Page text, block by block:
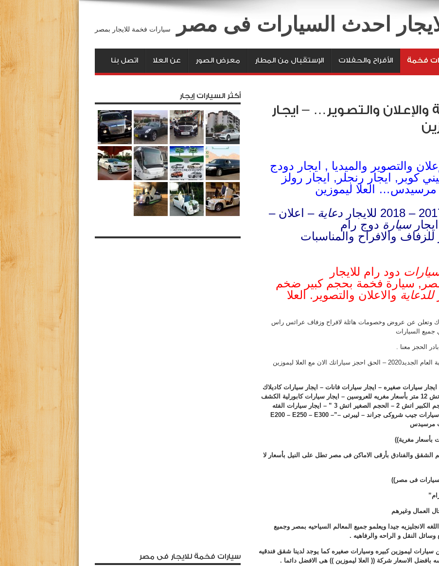
لايجار احدث السيارات فى مصر سيارات فخمة للايجار بمصر
فخمة الأفراح والحفلات الإستقبال من المطار معرض الصور عن العلا اتصل بنا
والإعلان والتصوير… – ايجار
والتصوير والميديا , ايجار دودج
كوبر, ايجار رنجلر, ايجار رولز
العلا ليموزين
دعاية – اعلان –
سيارة دوج رام
للزفاف والافراح والمناسبات
دود رام للايجار
سيارة فخمة بحجم كبير ضخم
للدعاية والاعلان والتصوير. العلا
وتعلن عن عروض وخصومات هائلة لافراح وزفاف عرائس راس
وايضا عروض لايجار السيارات والباصات بمناسبة العام الجديد2020 – الحق احجز سياراتك الان مع العلا ليموزين
سيارات صغيره – ايجار سيارات فانات – ايجار سيارات كاديلاك
استرتش 12 متر – ايجار سيارات كاديلاك استرتش 12 متر بأسعار مغريه للعروسين – ايجار سيارات كابورلية الكشف
وكل انواعها الحديثة – ايجار سيارات همر” الحجم الكبير اتش 2 – الحجم الصغير اتش 3 ” – ايجار سيارات الفئه
E200 – E250 – E300 –
بأسعار مغرية))
الشقق والفنادق بأرقى الاماكن فى مصر تطل على النيل بأسعار لا
فى مصر))
العمال وغيرهم
الانجليزيه جيدا ويعلمو جميع المعالم السياحيه بمصر وجميع
النقل و الراحه والرفاهيه .
سيارات ليموزين كبيره وسيارات صغيره كما يوجد لدينا شقق فندقيه
الاسعار شركة (( العلا ليموزين )) هى الافضل دائما .
أكثر السيارات إيجار
سيارات فخمة للايجار فى مصر